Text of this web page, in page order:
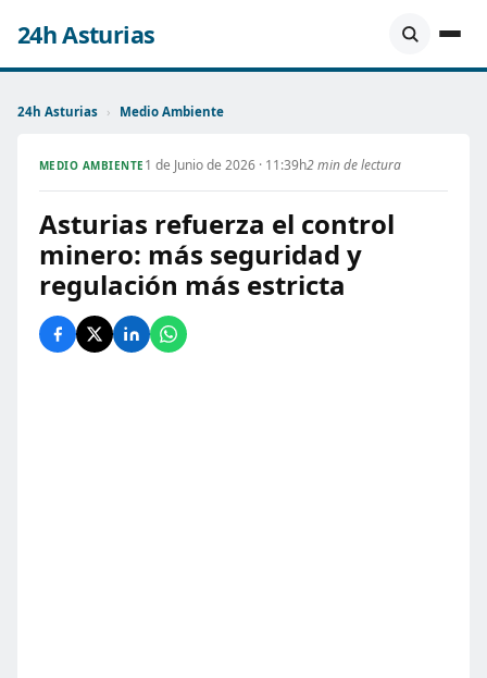
24h Asturias
24h Asturias › Medio Ambiente
MEDIO AMBIENTE 1 de Junio de 2026 · 11:39h2 min de lectura
Asturias refuerza el control
minero: más seguridad y
regulación más estricta